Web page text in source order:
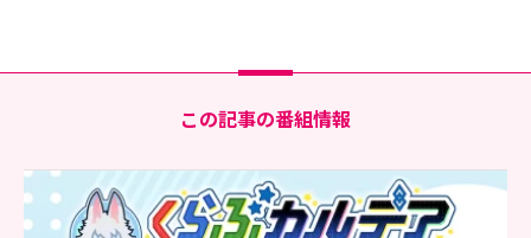
この記事の番組情報